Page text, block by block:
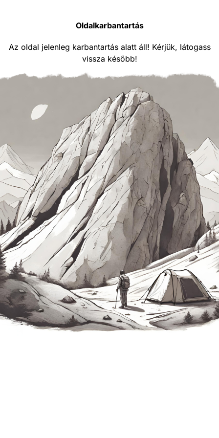
Oldalkarbantartás
Az oldal jelenleg karbantartás alatt áll! Kérjük, látogass
vissza később!